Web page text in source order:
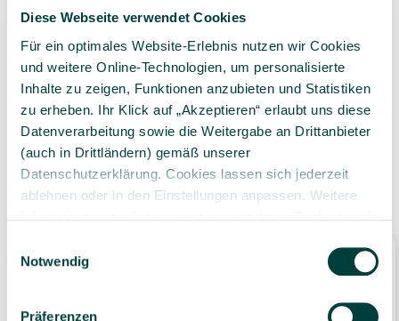
Diese Webseite verwendet Cookies
Für ein optimales Website-Erlebnis nutzen wir Cookies
und weitere Online-Technologien, um personalisierte
Inhalte zu zeigen, Funktionen anzubieten und Statistiken
zu erheben. Ihr Klick auf „Akzeptieren“ erlaubt uns diese
Datenverarbeitung sowie die Weitergabe an Drittanbieter
(auch in Drittländern) gemäß unserer
Datenschutzerklärung. Cookies lassen sich jederzeit
ablehnen oder in den Einstellungen anpassen. Weitere
schutz­erklärung
Notwendig
Präferenzen
Geprüfte Lieferkette
1-3 Werktage Lieferzeit
bei Versand aus dem
eigenen Lager
Ähnliche Produkte